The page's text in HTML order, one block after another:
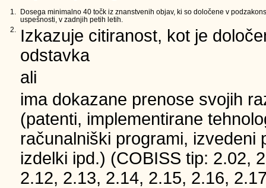
1.
Dosega minimalno 40 točk iz znanstvenih objav, ki so določene v
uspešnosti, v zadnjih petih letih.
2.
Izkazuje citiranost, kot je
odstavka
ali
ima dokazane prenose svojih
(patenti, implementirane
računalniški programi, izvedeni
izdelki ipd.) (COBISS tip: 2.02,
2.12, 2.13, 2.14, 2.15, 2.16,